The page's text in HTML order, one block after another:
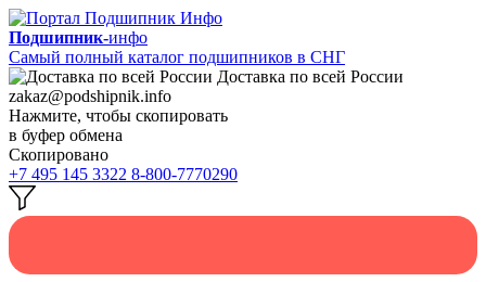
Подшипник-инфо
Самый полный каталог подшипников в СНГ
Доставка по всей России
zakaz@podshipnik.info
Нажмите, чтобы скопировать
в буфер обмена
Скопировано
+7 495 145 3322 8-800-7770290